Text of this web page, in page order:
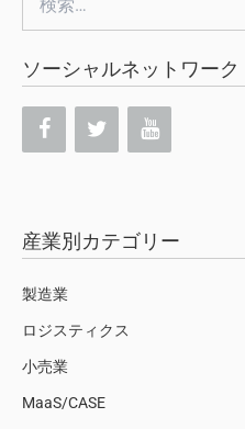
索:
ソーシャルネットワーク
産業別カテゴリー
製造業
ロジスティクス
小売業
MaaS/CASE